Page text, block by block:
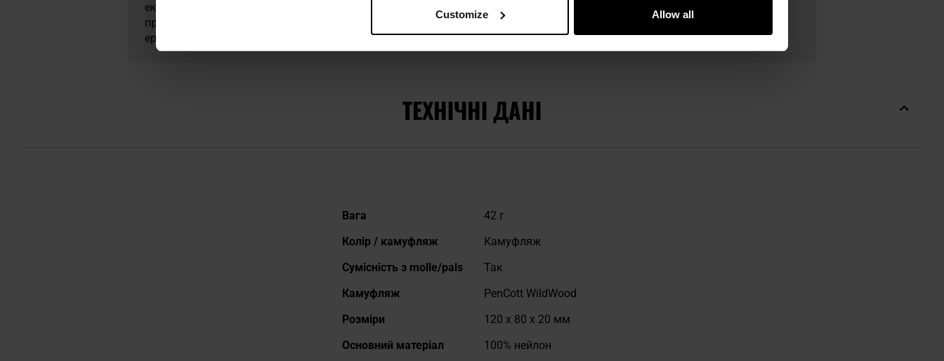
Customize Allow all
експертів з інноваційним підходом до проєктування, він створює сучасні бойові системи, адаптовані до потреб
професіоналів і мінливих умов поля бою. Такі продукти, як популярні жилети Spitfire чи рюкзаки Halifax, вирізняються
ергономікою, увагою до деталей і використанням міцних матеріалів.
ТЕХНІЧНІ ДАНІ
Докладніше
Вага
42 г
Колір / камуфляж
Камуфляж
Сумісність з molle/pals
Так
Камуфляж
PenCott WildWood
Розміри
120 x 80 x 20 мм
Основний матеріал
100% нейлон